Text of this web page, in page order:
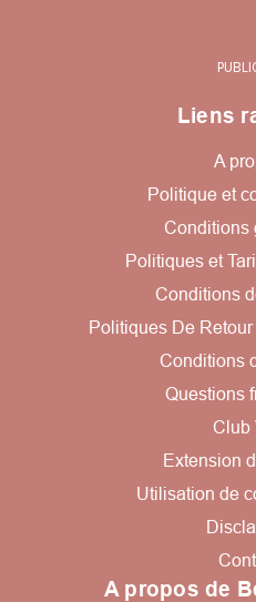
Liens
A
Politique et
Conditions
Politiques et
Conditions
Politiques De
Conditions
Questions
Club
Extension
Utilisation de
A propos de